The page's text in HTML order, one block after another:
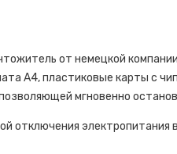
от немецкой
А4, пластиковые карты с
мгновенно
отключения электропитания